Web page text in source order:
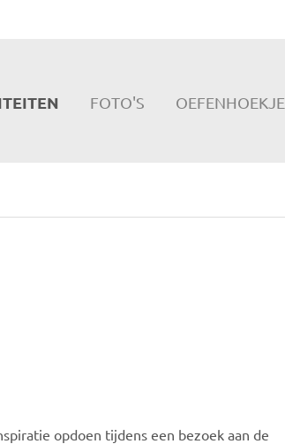
FOTO'S OEFENHOEKJE
opdoen tijdens een bezoek aan de